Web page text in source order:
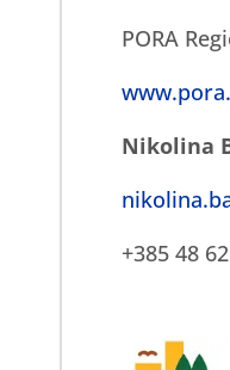
PORA
Nikolina
+385 48